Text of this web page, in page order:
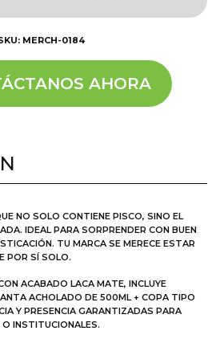
MERCH-0184
AHORA
NO SOLO CONTIENE PISCO, SINO EL
IDEAL PARA SORPRENDER CON BUEN
TU MARCA SE MERECE ESTAR
POR SÍ SOLO.
ACABADO LACA MATE, INCLUYE
ACHOLADO DE 500ML + COPA TIPO
Y PRESENCIA GARANTIZADAS PARA
INSTITUCIONALES.